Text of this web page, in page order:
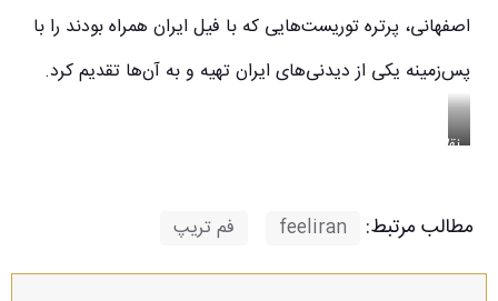
اصفهانی، پرتره توریست‌هایی که با فیل ایران همراه بودند را با
پس‌زمینه یکی از دیدنی‌های ایران تهیه و به آن‌ها تقدیم کرد.
نقاشی
مطالب مرتبط: feeliran فم تریپ